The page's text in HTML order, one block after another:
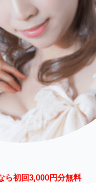
ら初回3,000円分無料